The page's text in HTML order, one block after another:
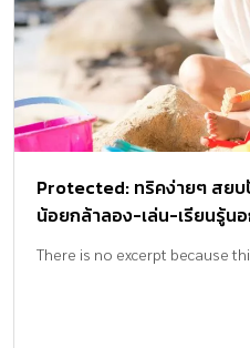
Protected: ทริคง่ายๆ สยบ
น้อยกล้าลอง-เล่น-เรียนรู้น
There is no excerpt because